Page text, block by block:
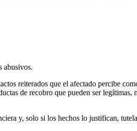
abusivos.
reiterados que el afectado percibe
de recobro que pueden ser legítimas,
y, solo si los hechos lo justifican,